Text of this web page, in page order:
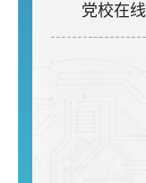
党校在线